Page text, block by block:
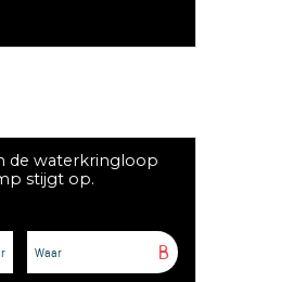
de waterkringloop
stijgt op.
B
Waar